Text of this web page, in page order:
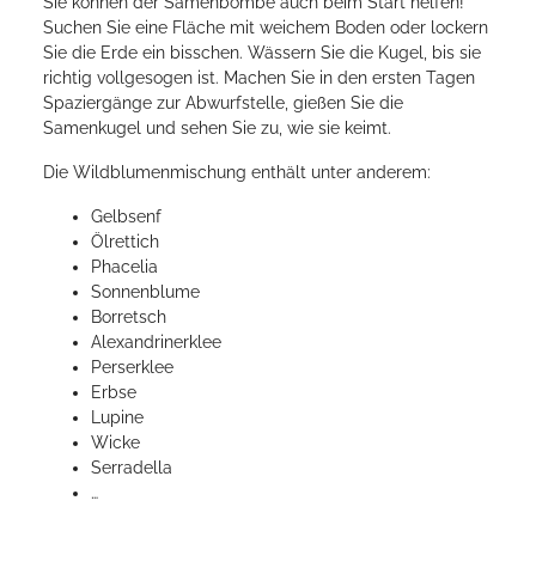
Suchen Sie eine Fläche mit weichem Boden oder lockern
Sie die Erde ein bisschen. Wässern Sie die Kugel, bis sie
richtig vollgesogen ist. Machen Sie in den ersten Tagen
Spaziergänge zur Abwurfstelle, gießen Sie die
Samenkugel und sehen Sie zu, wie sie keimt.
Die Wildblumenmischung enthält unter anderem:
Gelbsenf
Ölrettich
Phacelia
Sonnenblume
Borretsch
Alexandrinerklee
Perserklee
Erbse
Lupine
Wicke
Serradella
…